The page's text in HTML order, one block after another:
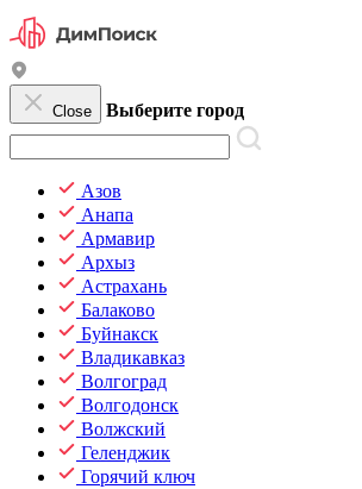
Close Выберите город
Азов
Анапа
Армавир
Архыз
Астрахань
Балаково
Буйнакск
Владикавказ
Волгоград
Волгодонск
Волжский
Геленджик
Горячий ключ